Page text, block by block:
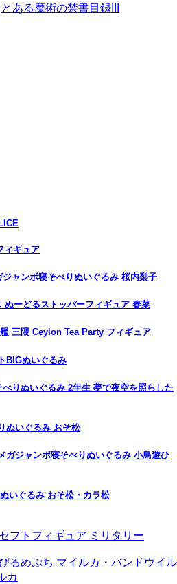
とある魔術の禁書目録III
ィギュア
ャンボ寝そべりぬいぐるみ 桜内梨子
ーどるストッパーフィギュア 春菜
三隈 Ceylon Tea Party フィギュア
BIGぬいぐるみ
りぬいぐるみ 2年生 夢で夜空を照らした
ぬいぐるみ おそ松
ガジャンボ寝そべりぬいぐるみ 小鳥遊ひ
いぐるみ おそ松・カラ松
プトフィギュア ミリタリー
るめぷち マイルカ・バンドウイル
カ